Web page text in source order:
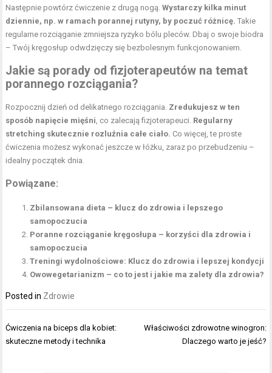
Następnie powtórz ćwiczenie z drugą nogą.Wystarczy kilka minut
dziennie, np. w ramach porannej rutyny, by poczuć różnicę. Takie
regularne rozciąganie zmniejsza ryzyko bólu pleców. Dbaj o swoje biodra
– Twój kręgosłup odwdzięczy się bezbolesnym funkcjonowaniem.
Jakie są porady od fizjoterapeutów na temat
porannego rozciągania?
Rozpocznij dzień od delikatnego rozciągania. Zredukujesz w ten
sposób napięcie mięśni , co zalecają fizjoterapeuci. Regularny
stretching skutecznie rozluźnia całe ciało. Co więcej, te proste
ćwiczenia możesz wykonać jeszcze w łóżku, zaraz po przebudzeniu –
idealny początek dnia.
Powiązane:
Zbilansowana dieta – klucz do zdrowia i lepszego
samopoczucia
Poranne rozciąganie kręgosłupa – korzyści dla zdrowia i
samopoczucia
Treningi wydolnościowe: Klucz do zdrowia i lepszej kondycji
Owowegetarianizm – co to jest i jakie ma zalety dla zdrowia?
Posted in Zdrowie
Nawigacja
wpisu
Ćwiczenia na biceps dla kobiet:
skuteczne metody i technika
Właściwości zdrowotne winogron:
Dlaczego warto je jeść?